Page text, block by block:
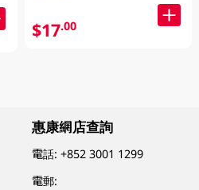
$17.00
惠康網店查詢
電話:+852 3001 1299
電郵: